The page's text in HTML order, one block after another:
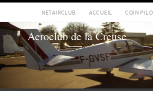
vers
contenu
NETAIRCLUB ACCUEIL COIN
Aeroclub de la Creuse